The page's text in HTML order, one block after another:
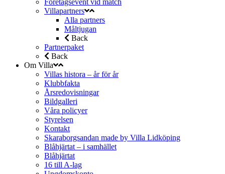
Företagsevent vid match
Villapartners
Alla partners
Måltjugan
Back
Partnerpaket
Back
Om Villa
Villas histora – år för år
Klubbfakta
Årsredovisningar
Bildgalleri
Våra policyer
Styrelsen
Kontakt
Skaraborgsandan made by Villa Lidköping
Blåhjärtat – i samhället
Blåhjärtat
16 till A-lag